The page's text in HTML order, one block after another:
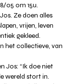
05 om 15u.
Ze doen alles
vrijen, leven
gekleed.
het collectieve, van
Jos: “Ik doe niet
wereld stort in.